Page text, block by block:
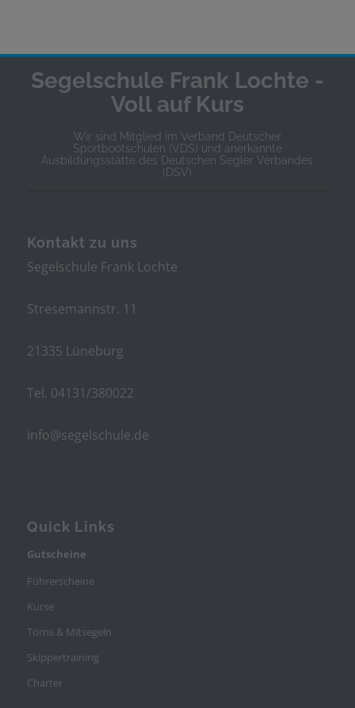
Segelschule Frank Lochte -
Voll auf Kurs
Wir sind Mitglied im Verband Deutscher
Sportbootschulen (VDS) und anerkannte
Ausbildungsstätte des Deutschen Segler Verbandes
(DSV)
Kontakt zu uns
Segelschule Frank Lochte
Stresemannstr. 11
21335 Lüneburg
Tel. 04131/380022
info@segelschule.de
Quick Links
Gutscheine
Führerscheine
Kurse
Törns & Mitsegeln
Skippertraining
Charter